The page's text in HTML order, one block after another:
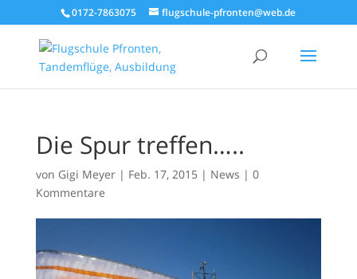
0172-7863075 flugschule-pfronten@web.de
Die Spur treffen…..
von Gigi Meyer| Feb. 17, 2015 | News | 0
Kommentare